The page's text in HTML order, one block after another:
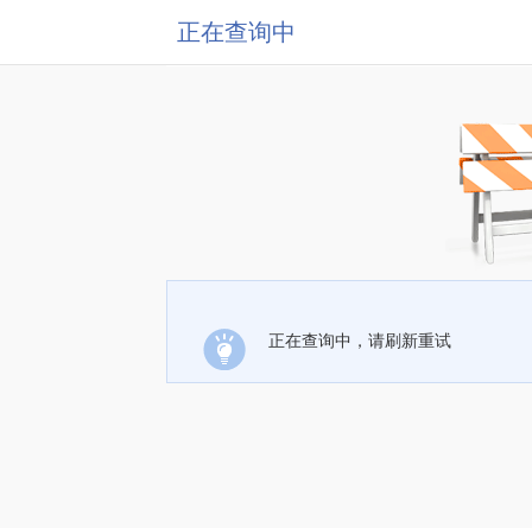
正在查询中
正在查询中，请刷新重试